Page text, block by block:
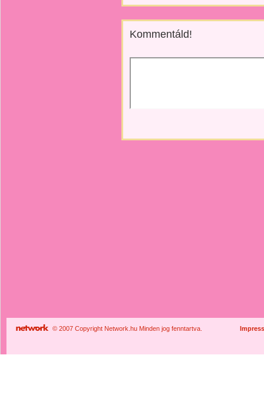
Kommentáld!
© 2007 Copyright Network.hu Minden jog fenntartva.